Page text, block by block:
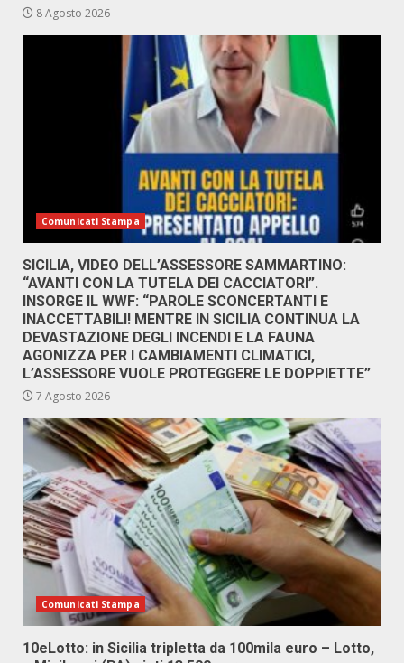
8 Agosto 2026
Comunicati Stampa
SICILIA, VIDEO DELL’ASSESSORE SAMMARTINO:
“AVANTI CON LA TUTELA DEI CACCIATORI”.
INSORGE IL WWF: “PAROLE SCONCERTANTI E
INACCETTABILI! MENTRE IN SICILIA CONTINUA LA
DEVASTAZIONE DEGLI INCENDI E LA FAUNA
AGONIZZA PER I CAMBIAMENTI CLIMATICI,
L’ASSESSORE VUOLE PROTEGGERE LE DOPPIETTE”
7 Agosto 2026
Comunicati Stampa
10eLotto: in Sicilia tripletta da 100mila euro – Lotto,